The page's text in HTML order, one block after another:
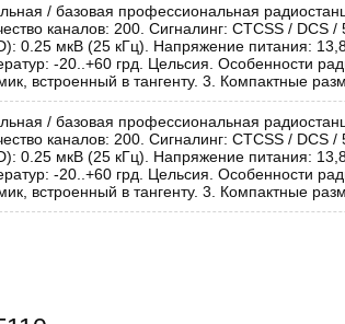
/ базовая профессиональная
каналов: 200. Сигналинг: CTCSS / DCS
0.25 мкВ (25 кГц). Напряжение питания:
-20..+60 грд. Цельсия. Особенности
встроенный в тангенту. 3. Компактные
/ базовая профессиональная
каналов: 200. Сигналинг: CTCSS / DCS
0.25 мкВ (25 кГц). Напряжение питания:
-20..+60 грд. Цельсия. Особенности
встроенный в тангенту. 3. Компактные